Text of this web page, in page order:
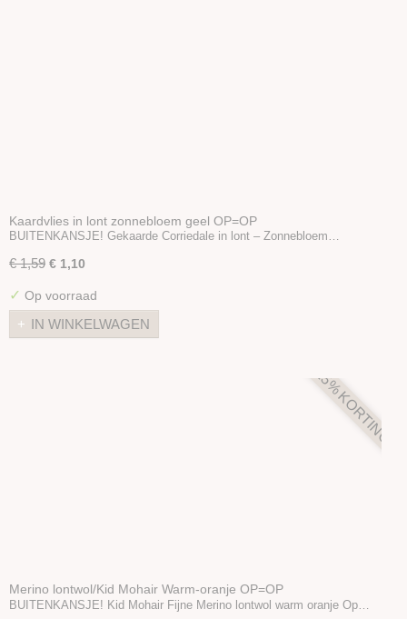
Kaardvlies in lont zonnebloem geel OP=OP
BUITENKANSJE! Gekaarde Corriedale in lont – Zonnebloem…
€ 1,59 € 1,10
✓ Op voorraad
IN WINKELWAGEN
25% KORTING
Merino lontwol/Kid Mohair Warm-oranje OP=OP
BUITENKANSJE! Kid Mohair Fijne Merino lontwol warm oranje Op…